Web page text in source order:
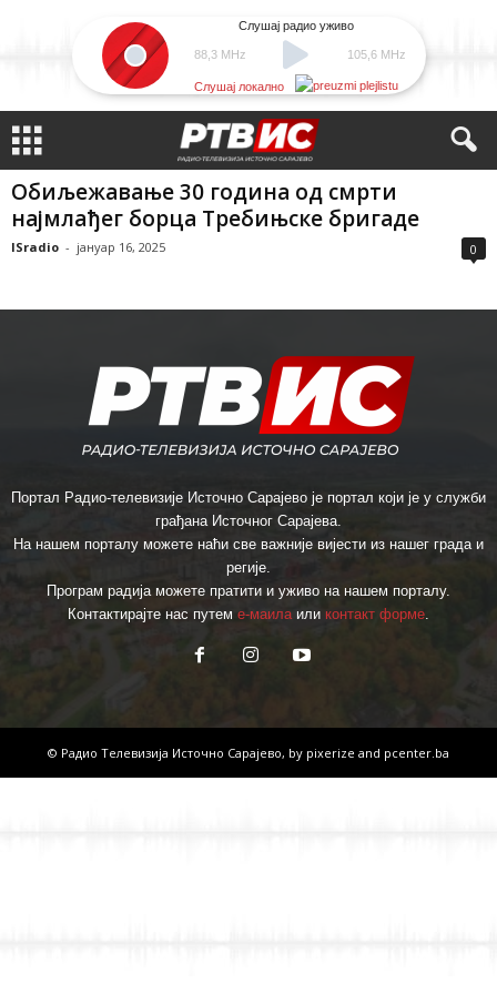
88,3 MHz
Слушај радио уживо
105,6 MHz
Слушај локално
Обиљежавање 30 година од смрти
најмлађег борца Требињске бригаде
ISradio - јануар 16, 2025 0
Портал Радио-телевизије Источно Сарајево је портал који је у служби
грађана Источног Сарајева.
На нашем порталу можете наћи све важније вијести из нашег града и
регије.
Програм радија можете пратити и уживо на нашем порталу.
Контактирајте нас путем е-маилаили контакт форме.
© Радио Телевизија Источно Сарајево, by pixerize and pcenter.ba